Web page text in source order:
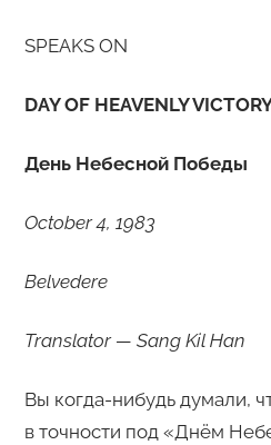
SPEAKS ON
DAY OF HEAVENLY
День Небесной Победы
October 4, 1983
Belvedere
Translator — Sang Kil Han
Вы когда-нибудь думали,
в точности под «Днём